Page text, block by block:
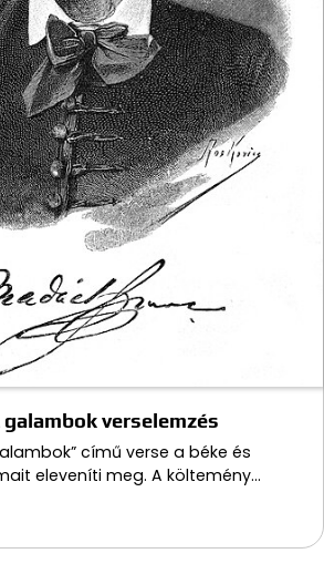
galambok verselemzés
című verse a béke és
eleveníti meg. A költemény…